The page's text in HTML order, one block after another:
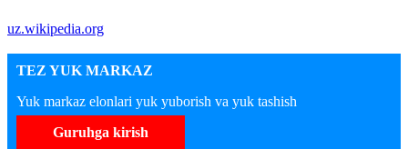
uz.wikipedia.org
TEZ YUK MARKAZ
Yuk markaz elonlari yuk yuborish va yuk tashish
Guruhga kirish